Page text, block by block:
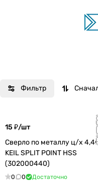
Фильтр
15 ₽/шт
Сверло по металлу ц/х
KEIL SPLIT POINT HSS
(302000440)
0 0 Достаточно